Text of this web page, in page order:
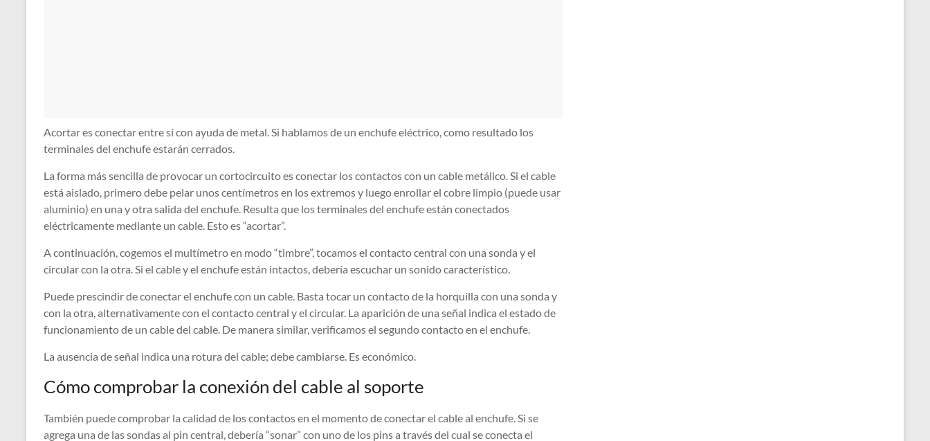
Acortar es conectar entre sí con ayuda de metal. Si hablamos de un enchufe eléctrico, como resultado los
terminales del enchufe estarán cerrados.
La forma más sencilla de provocar un cortocircuito es conectar los contactos con un cable metálico. Si el cable
está aislado, primero debe pelar unos centímetros en los extremos y luego enrollar el cobre limpio (puede usar
aluminio) en una y otra salida del enchufe. Resulta que los terminales del enchufe están conectados
eléctricamente mediante un cable. Esto es “acortar”.
A continuación, cogemos el multímetro en modo “timbre”, tocamos el contacto central con una sonda y el
circular con la otra. Si el cable y el enchufe están intactos, debería escuchar un sonido característico.
Puede prescindir de conectar el enchufe con un cable. Basta tocar un contacto de la horquilla con una sonda y
con la otra, alternativamente con el contacto central y el circular. La aparición de una señal indica el estado de
funcionamiento de un cable del cable. De manera similar, verificamos el segundo contacto en el enchufe.
La ausencia de señal indica una rotura del cable; debe cambiarse. Es económico.
Cómo comprobar la conexión del cable al soporte
También puede comprobar la calidad de los contactos en el momento de conectar el cable al enchufe. Si se
agrega una de las sondas al pin central, debería “sonar” con uno de los pins a través del cual se conecta el